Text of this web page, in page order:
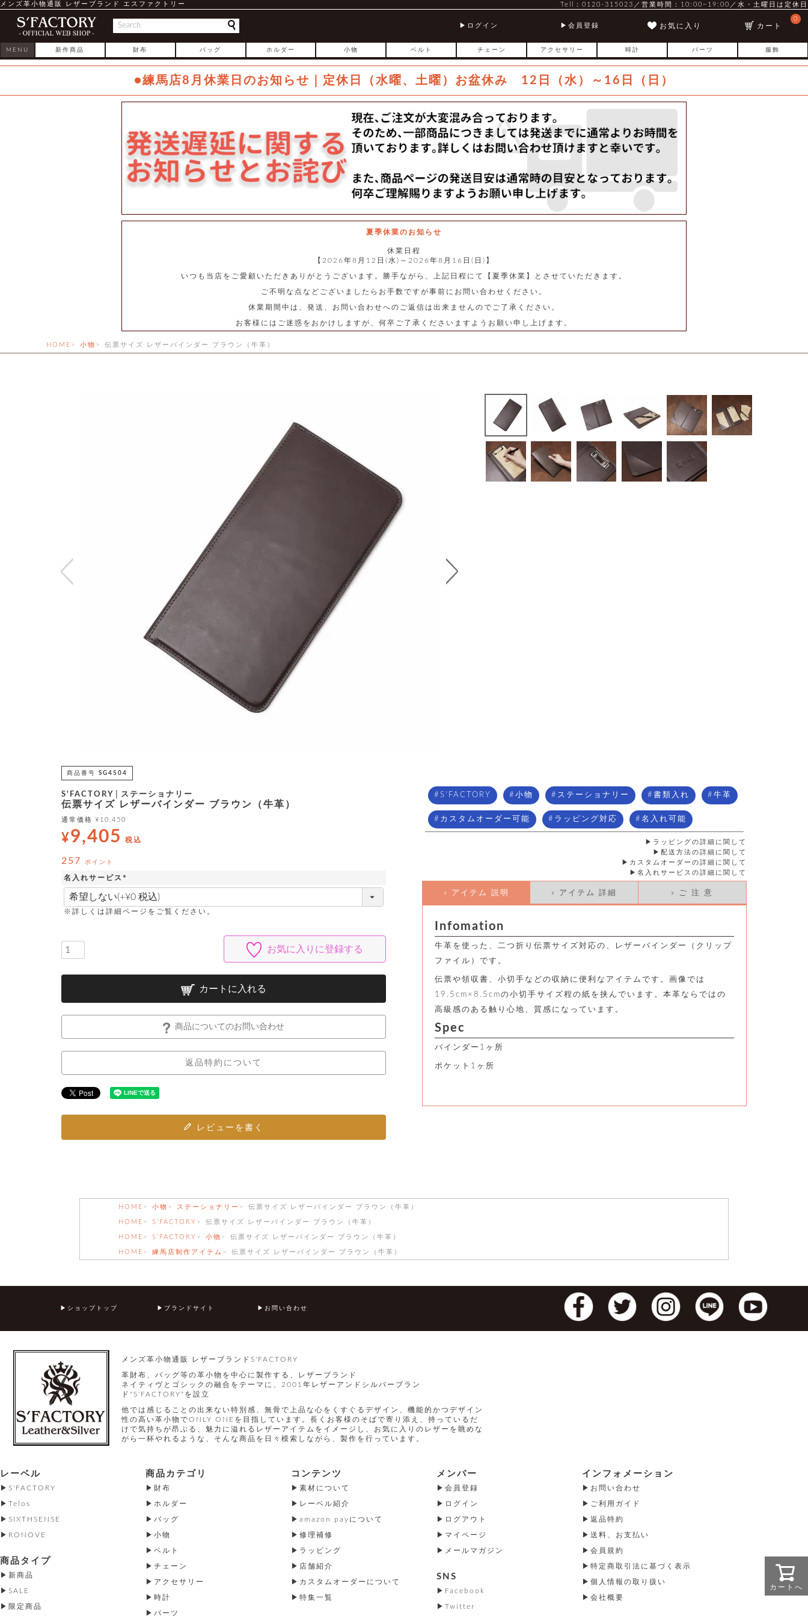
メンズ革小物通販 レザーブランド エスファクトリー Tell：0120-315023／営業時間：10:00~19:00／水・土曜日は定休日
ログイン 会員登録 お気に入り
0
カート
MENU 新作商品 財布 バッグ ホルダー 小物 ベルト チェーン アクセサリー 時計 パーツ 服飾
●練馬店8月休業日のお知らせ｜定休日（水曜、土曜）お盆休み 12日（水）～16日（日）
夏季休業のお知らせ
休業日程
【2026年8月12日(水)～2026年8月16日(日)】
いつも当店をご愛顧いただきありがとうございます。勝手ながら、上記日程にて【夏季休業】とさせていただきます。
ご不明な点などございましたらお手数ですが事前にお問い合わせください。
休業期間中は、発送、お問い合わせへのご返信は出来ませんのでご了承ください。
お客様にはご迷惑をおかけしますが、何卒ご了承くださいますようお願い申し上げます。
HOME 小物 伝票サイズ レザーバインダー ブラウン（牛革）
商品番号 SG4504
S'FACTORY│ステーショナリー
伝票サイズ レザーバインダー ブラウン（牛革）
通常価格 ¥ 10,450
¥9,405 税込
257 ポイント
名入れサービス
(
必
須
※詳しくは詳細ページをご覧ください。
お気に入りに登録する
カートに入れる
商品についてのお問い合わせ
返品特約について
レビューを書く
S'FACTORY 小物 ステーショナリー 書類入れ 牛革
カスタムオーダー可能 ラッピング対応 名入れ可能
ラッピングの詳細に関して
配送方法の詳細に関して
カスタムオーダーの詳細に関して
名入れサービスの詳細に関して
» アイテム 説明 » アイテム 詳細 » ご 注 意
Infomation
牛革を使った、二つ折り伝票サイズ対応の、レザーバインダー（クリップ
ファイル）です。
伝票や領収書、小切手などの収納に便利なアイテムです。画像では
19.5cm×8.5cmの小切手サイズ程の紙を挟んでいます。本革ならではの
高級感のある触り心地、質感になっています。
Spec
バインダー1ヶ所
ポケット1ヶ所
HOME 小物 ステーショナリー 伝票サイズ レザーバインダー ブラウン（牛革）
HOME S’FACTORY 伝票サイズ レザーバインダー ブラウン（牛革）
HOME S’FACTORY 小物 伝票サイズ レザーバインダー ブラウン（牛革）
HOME 練馬店制作アイテム 伝票サイズ レザーバインダー ブラウン（牛革）
カートへ
ショップトップ ブランドサイト お問い合わせ
メンズ革小物通販 レザーブランドS'FACTORY
革財布、バッグ等の革小物を中心に製作する、レザーブランド
ネイティヴとゴシックの融合をテーマに、2001年レザーアンドシルバーブラン
ド"S'FACTORY"を設立
他では感じることの出来ない特別感、無骨で上品な心をくすぐるデザイン、機能的かつデザイン
性の高い革小物でONLY ONEを目指しています。長くお客様のそばで寄り添え、持っているだ
けで気持ちが昂ぶる、魅力に溢れるレザーアイテムをイメージし、お気に入りのレザーを眺めな
がら一杯やれるような、そんな商品を日々模索しながら、製作を行っています。
レーベル
S'FACTORY
Telos
SIXTHSENSE
RONOVE
商品タイプ
新商品
SALE
限定商品
商品カテゴリ
財布
ホルダー
バッグ
小物
ベルト
チェーン
アクセサリー
時計
パーツ
コンテンツ
素材について
レーベル紹介
amazon payについて
修理補修
ラッピング
店舗紹介
カスタムオーダーについて
特集一覧
メンバー
会員登録
ログイン
ログアウト
マイページ
メールマガジン
SNS
Facebook
Twitter
インフォメーション
お問い合わせ
ご利用ガイド
返品特約
送料、お支払い
会員規約
特定商取引法に基づく表示
個人情報の取り扱い
会社概要